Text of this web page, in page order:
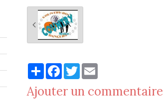
PartagerFacebook
TwitterEmail
Ajouter un commentaire